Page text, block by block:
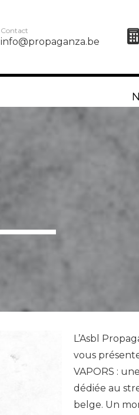
Contact
info@propaganza.be
L’Asbl
vous
VAPORS :
dédiée au
belge. Un